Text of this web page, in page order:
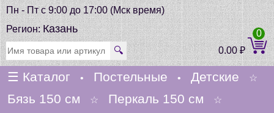
Пн - Пт с 9:00 до 17:00 (Мск время)
Регион:Казань
🔍 0.00₽
0
☰ Каталог • Постельные • Детские ☆
Бязь 150 см ☆ Перкаль 150 см ☆